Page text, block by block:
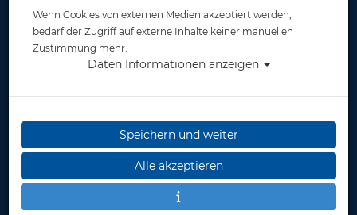
* inkl. MwSt.zzgl. Versandkosten
Wenn Cookies von externen Medien akzeptiert werden,
bedarf der Zugriff auf externe Inhalte keiner manuellen
Zustimmung mehr.
Daten Informationen anzeigen
Speichern und weiter
Alle akzeptieren